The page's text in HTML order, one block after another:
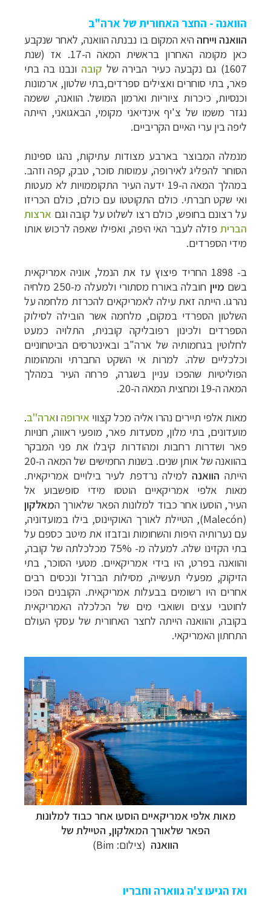
הוואנה - החצר האחורית של ארה"ב
הוואנה וייחה היא המקום בו נבנתה הוואנה, לאחר שנקבע
כאן מקומה האחרון בראשית המאה ה-17. אז (שנת
1607)
גם נקבעה כעיר הבירה של קובה ונבנו בה בתי
פאר, בתי סוחרים ואצילים ספרדים,בתי שלטון, ארמונות
וכנסיות, כיכרות ציוריות וארמון המושל. הוואנה, ששמה
נגזר משמושל צ'יף אינדיאני מקומי, הבאגואני, הייתה
ליפה בין ערי האיים הקריביים.
מנמלה המבוצר בארבע מצודות עתיקות, נהגו ספינות
הסוחר להפליג לאירופה, עמוסות סוכר, טבק, קפה וזהב.
במהלך המאה ה-19 ידעה העיר התקוממויות לא מעטות
ואי שקט חברתי. כולם התקוטטו עם כולם, כולם הכריזו
על רצונם בחופש, כולם רצו לשלוט על קובה וגם ארצות
הברית פזלה לעבר האי היפה, ואפילו שאפה לרכוש אותו
מידי הספרדים.
ב-
החריד פיצוץ עז את הנמל, אוניה אמריקאית
בשם מיין חובלה באורח מסתורי
ולמעלה מ-250 מלחיה
נהרגו. הייתה זאת עילה לאמריקאים להכרזת מלחמה על
השלטון הספרדי במקום, מלחמה אשר הובילה לסילוק
הספרדים ולכינון רפובליקה קובנית, התלויה כמעט
לחלוטין בגחמותיה של ארה"ב ובאינטרסים הביטחוניים
וכלכליים שלה. למרות אי השקט החברתי והמהומות
הפוליטיות שהפכו עניין בשגרה, פרחה העיר במהלך
המאה ה-19 ומחצית המאה
ה-20.
מאות אלפיתיירים נהרו אליה מכל קצווי אירופה וארה"ב.
מועדונים, בתי מלון, מסעדות פאר, מופעי ראווה, חנויות
פאר ושדרות רחבות ומהודרות קיבלו את פני המבקר
בהוואנה של אותן שנים.
בשנות החמישים של המאה ה-20
הייתה הוואנה למילה נרדפת לעיר בילויים אמריקאית.
מאות אלפי אמריקאיים הוטסו מידי סופשבוע אל
העיר,הוסעו אחר כבוד למלונות הפאר שלאורך המאלקון
(
Malecón
),הטיילת לאורך האוקיינוס, בילו במועדוניה,
עם נערותיה היפות והשחומות ובזבזו את מיטב כספם על
בתי הקזינו שלה.
למעלה מ- 75% מכלכלתה של קובה,
והוואנה בפרט, היו בידי אמריקאיים. מטעי הסוכר, בתי
הזיקוק, מפעלי תעשייה, מסילות הברזל ונכסים רבים
אחרים היו רשומים בבעלות אמריקאית. הקובנים הפכו
לחוטבי עצים ושואבי מים של הכלכלה האמריקאית
בקובה,והוואנה הייתה לחצר האחורית של עסקי העולם
התחתון האמריקאי.
מאות אלפי אמריקאיים הוסעו אחר כבוד למלונות
הפאר שלאורך המאלקון, הטיילת של
הוואנה (צילום: Bim
)
ואז הגיעו צ'ה גווארה וחבריו